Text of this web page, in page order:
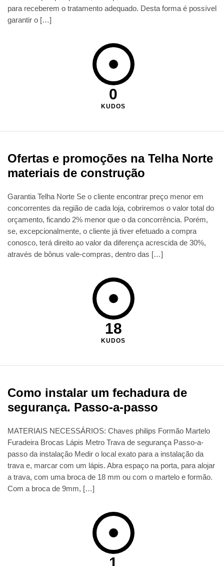
para receberem o tratamento adequado. Desta forma é possível
garantir o […]
0
KUDOS
Ofertas e promoções na Telha Norte
materiais de construção
Garantia Telha Norte Se o cliente encontrar preço menor em
concorrentes da região de cada loja, cobriremos o valor total do
orçamento, ficando 2% menor que o da concorrência. Porém,
se, excepcionalmente, o cliente já tiver efetuado a compra
conosco, terá direito ao valor da diferença acrescida de 30%,
através de bônus vale-compras, dentro das […]
18
KUDOS
Como instalar um fechadura de
segurança. Passo-a-passo
MATERIAIS NECESSÁRIOS: Chaves philips Formão Martelo
Furadeira Brocas Lápis Metro Trava de segurança Passo-a-
passo da instalação Medir o local exato para a instalação da
trava e, marcar com um lápis. Abra espaço na porta, para alojar
a trava, com uma broca de 18 mm ou com o martelo e formão.
Com a broca de 9mm, […]